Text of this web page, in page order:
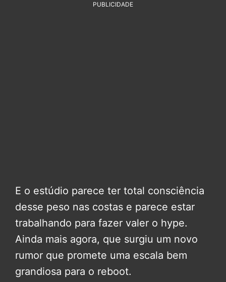
PUBLICIDADE
E o estúdio parece ter total consciência
desse peso nas costas e parece estar
trabalhando para fazer valer o hype.
Ainda mais agora, que surgiu um novo
rumor que promete uma escala bem
grandiosa para o reboot.